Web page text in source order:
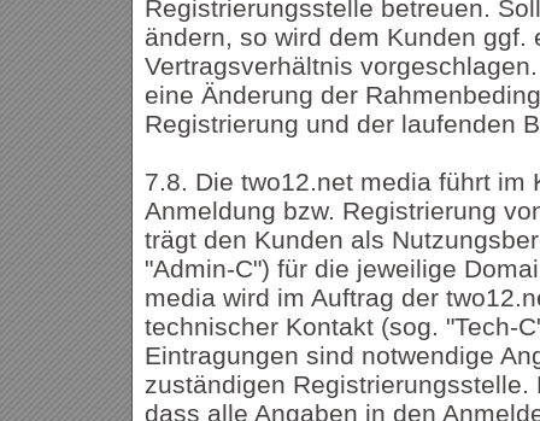
Registrierungsstelle betreuen.
ändern, so wird dem Kunden ggf.
Vertragsverhältnis
eine Änderung der
Registrierung und der laufenden
7.8. Die two12.net media führt im
Anmeldung bzw. Registrierung
trägt den Kunden als
"Admin-C") für die jeweilige
media wird im Auftrag der
technischer Kontakt (sog. "Tech-
Eintragungen sind notwendige
zuständigen Registrierungsstelle.
dass alle Angaben in den